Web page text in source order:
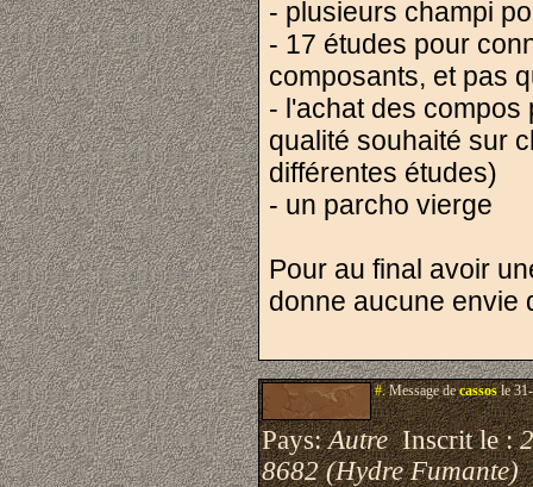
- plusieurs champi
- 17 études pour
composants, et pas
- l'achat des compos
qualité souhaité sur
différentes études)
- un parcho vierge
Pour au final avoir
donne aucune envie
#.Message decassosle
Pays:AutreInscrit le :
8682 (Hydre Fumante)